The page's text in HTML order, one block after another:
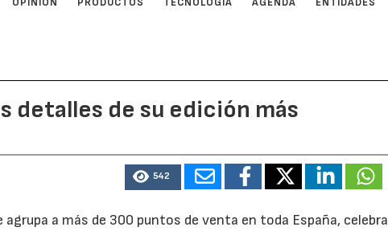
detalles de su edición más
542
a más de 300 puntos de venta en toda España, celebra